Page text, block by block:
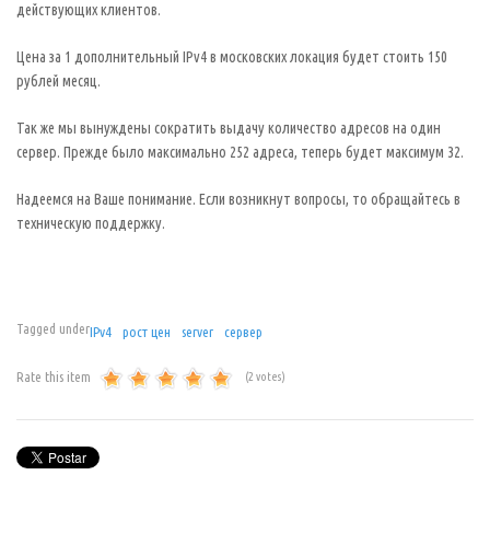
действующих клиентов.
Цена за 1 дополнительный IPv4 в московских локация будет стоить 150
рублей месяц.
Так же мы вынуждены сократить выдачу количество адресов на один
сервер. Прежде было максимально 252 адреса, теперь будет максимум 32.
Надеемся на Ваше понимание. Если возникнут вопросы, то обращайтесь в
техническую поддержку.
Tagged underIPv4 рост цен server сервер
Rate this item (2 votes)